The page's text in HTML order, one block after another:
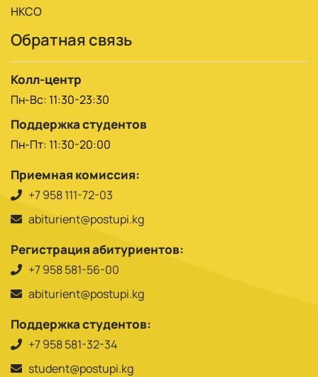
НКСО
Обратная связь
Колл-центр
Пн-Вс: 11:30-23:30
Поддержка студентов
Пн-Пт: 11:30-20:00
Приемная комиссия:
+7 958 111-72-03
abiturient@postupi.kg
Регистрация абитуриентов:
+7 958 581-56-00
abiturient@postupi.kg
Поддержка студентов:
+7 958 581-32-34
student@postupi.kg